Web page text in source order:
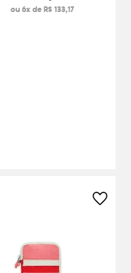
ou 6x de R$ 133,17